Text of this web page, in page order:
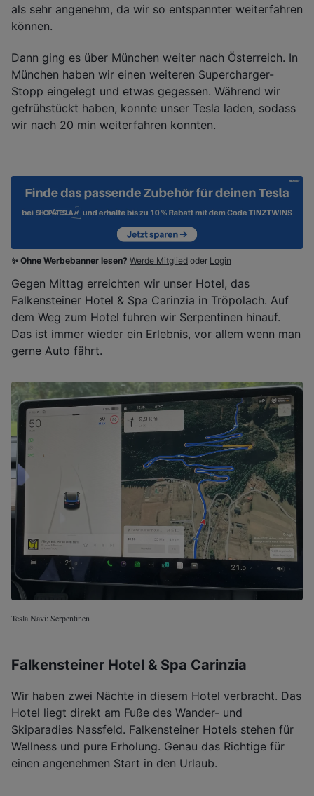
als sehr angenehm, da wir so entspannter weiterfahren
können.
Dann ging es über München weiter nach Österreich. In
München haben wir einen weiteren Supercharger-
Stopp eingelegt und etwas gegessen. Während wir
gefrühstückt haben, konnte unser Tesla laden, sodass
wir nach 20 min weiterfahren konnten.
✨ Ohne Werbebanner lesen? Werde Mitglied oder Login
Gegen Mittag erreichten wir unser Hotel, das
Falkensteiner Hotel & Spa Carinzia in Tröpolach. Auf
dem Weg zum Hotel fuhren wir Serpentinen hinauf.
Das ist immer wieder ein Erlebnis, vor allem wenn man
gerne Auto fährt.
Tesla Navi: Serpentinen
Falkensteiner Hotel & Spa Carinzia
Wir haben zwei Nächte in diesem Hotel verbracht. Das
Hotel liegt direkt am Fuße des Wander- und
Skiparadies Nassfeld. Falkensteiner Hotels stehen für
Wellness und pure Erholung. Genau das Richtige für
einen angenehmen Start in den Urlaub.